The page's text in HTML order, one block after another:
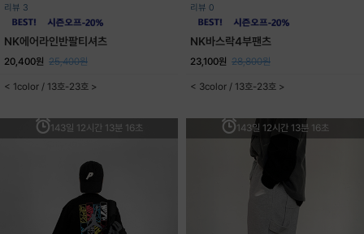
리뷰 3
NK에어라인반팔티셔츠
20,400원 25,400원
< 1color / 13호-23호 >
리뷰 0
NK바스락4부팬츠
23,100원 28,800원
< 3color / 13호-23호 >
143일 12시간 13분 16초 143일 12시간 13분 16초